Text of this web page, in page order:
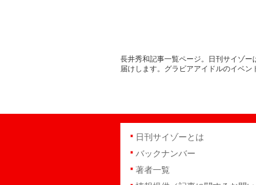
長井秀和記事一覧ページ。日刊サイゾ
届けします。グラビアアイドルのイベ
日刊サイゾーとは
バックナンバー
著者一覧